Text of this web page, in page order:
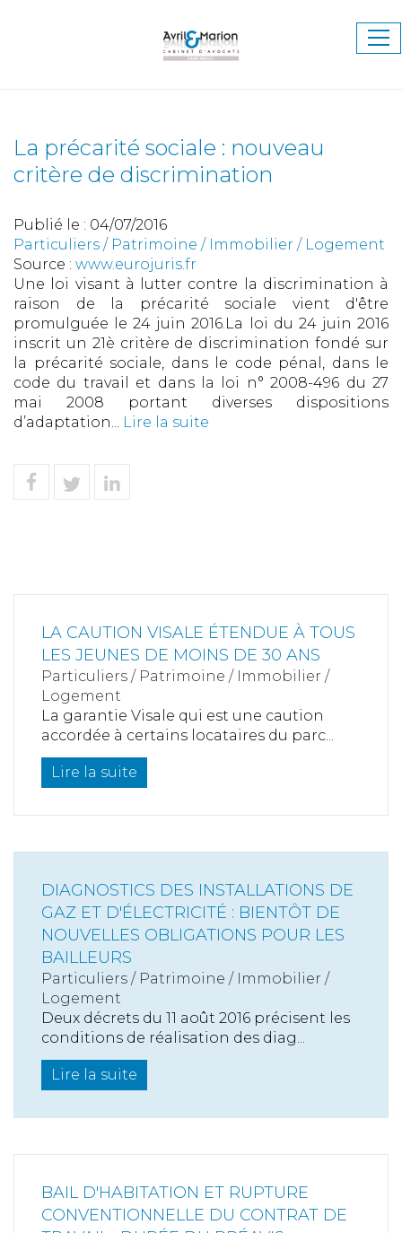
La précarité sociale : nouveau
critère de discrimination
Publié le : 04/07/2016
Particuliers / Patrimoine / Immobilier / Logement
Source : www.eurojuris.fr
Une loi visant à lutter contre la discrimination à
raison de la précarité sociale vient d'être
promulguée le 24 juin 2016.La loi du 24 juin 2016
inscrit un 21è critère de discrimination fondé sur
la précarité sociale, dans le code pénal, dans le
code du travail et dans la loi n° 2008-496 du 27
mai 2008 portant diverses dispositions
d’adaptation... Lire la suite
LA CAUTION VISALE ÉTENDUE À TOUS
LES JEUNES DE MOINS DE 30 ANS
Particuliers / Patrimoine / Immobilier /
Logement
La garantie Visale qui est une caution
accordée à certains locataires du parc...
Lire la suite
DIAGNOSTICS DES INSTALLATIONS DE
GAZ ET D'ÉLECTRICITÉ : BIENTÔT DE
NOUVELLES OBLIGATIONS POUR LES
BAILLEURS
Particuliers / Patrimoine / Immobilier /
Logement
Deux décrets du 11 août 2016 précisent les
conditions de réalisation des diag...
Lire la suite
BAIL D'HABITATION ET RUPTURE
CONVENTIONNELLE DU CONTRAT DE